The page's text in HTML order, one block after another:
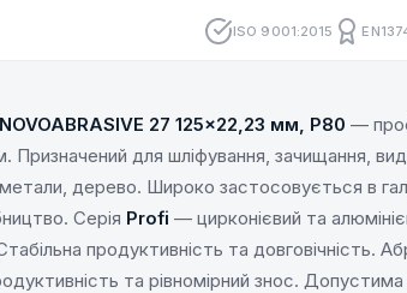
ISO 9001:2015
27 125×22,23 мм, P80 —
Призначений для шліфування, зачищання,
метали, дерево. Широко застосовується в
Серія Profi — цирконієвий та
продуктивність та довговічність.
та рівномірний знос.